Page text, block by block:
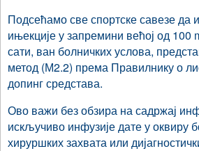
Подсећамо све спортске савезе да
ињекције у запремини већој од 100
сати, ван болничких услова,
метод (М2.2) према Правилнику о
допинг средстава.
Ово важи без обзира на садржај
искључиво инфузије дате у оквиру
хируршких захвата или